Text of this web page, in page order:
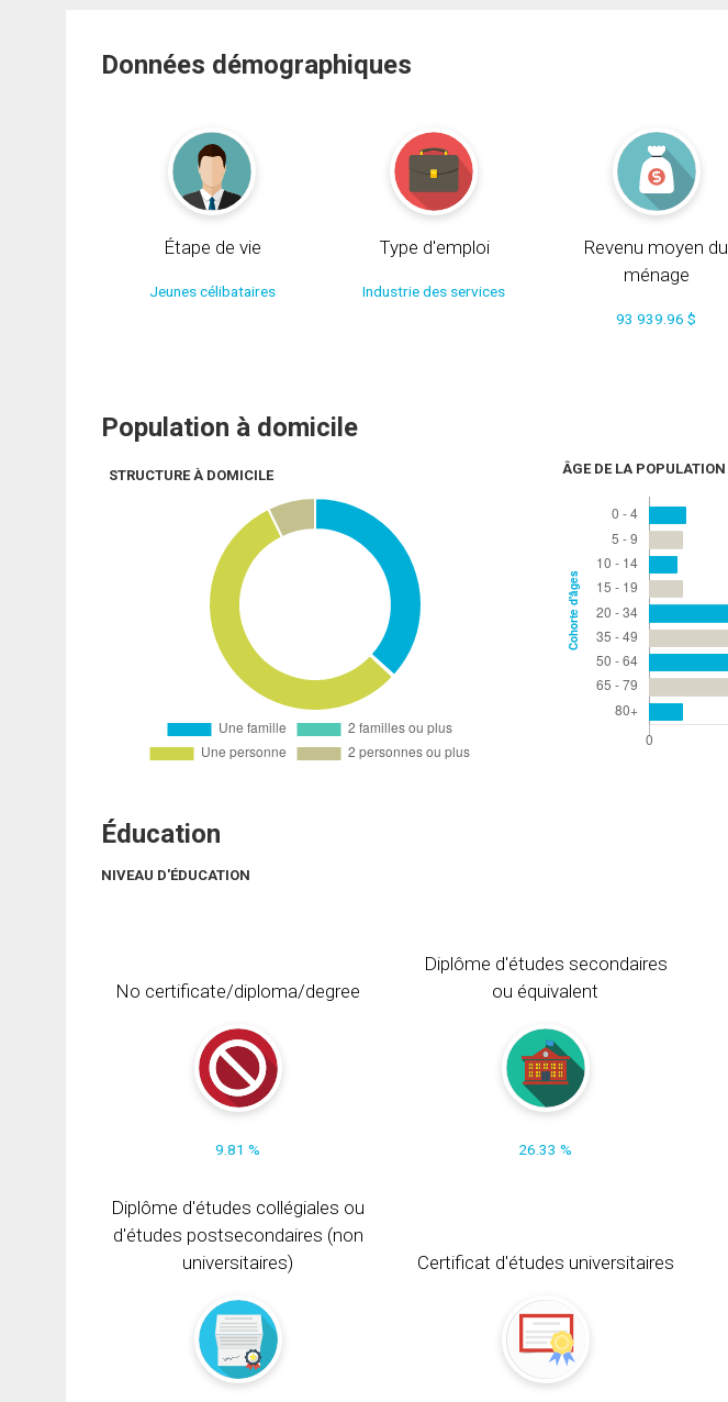
Données démographiques
Étape de vie
Jeunes célibataires
Type d'emploi
Industrie des services
Revenu moyen du
ménage
93 939.96 $
Population à domicile
STRUCTURE À DOMICILE ÂGE DE LA POPULATION
Éducation
NIVEAU D'ÉDUCATION
No certificate/diploma/degree
9.81 %
Diplôme d'études secondaires
ou équivalent
26.33 %
Diplôme d'études collégiales ou
d'études postsecondaires (non
universitaires)
Certificat d'études universitaires